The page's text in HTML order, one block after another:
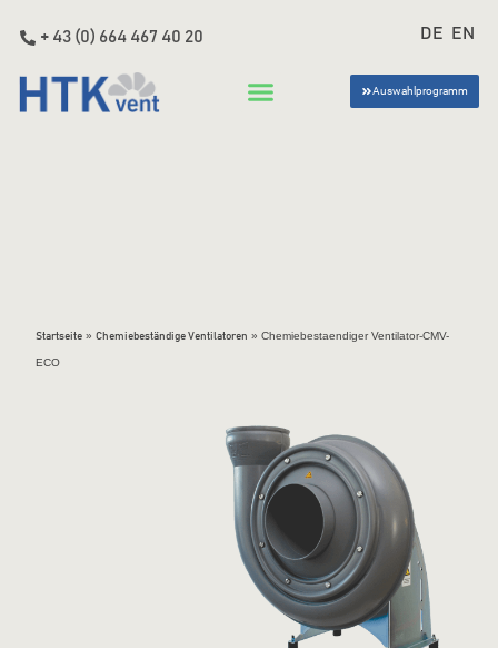
+ 43 (0) 664 467 40 20 DE EN
Auswahlprogramm
Startseite » Chemiebeständige Ventilatoren » Chemiebestaendiger Ventilator-CMV-
ECO